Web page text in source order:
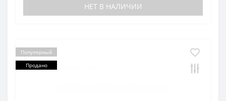
НЕТ В НАЛИЧИИ
Популярный
Продано